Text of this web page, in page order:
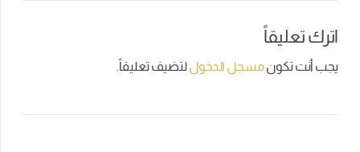
اترك تعليقاً
يجب أنت تكونمسجل الدخوللتضيف تعليقاً.